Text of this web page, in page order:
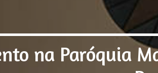
na Paróquia